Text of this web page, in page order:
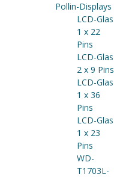
Pollin-Displays
LCD-Glas
1 x 22
Pins
LCD-Glas
2 x 9 Pins
LCD-Glas
1 x 36
Pins
LCD-Glas
1 x 23
Pins
WD-
T1703L-